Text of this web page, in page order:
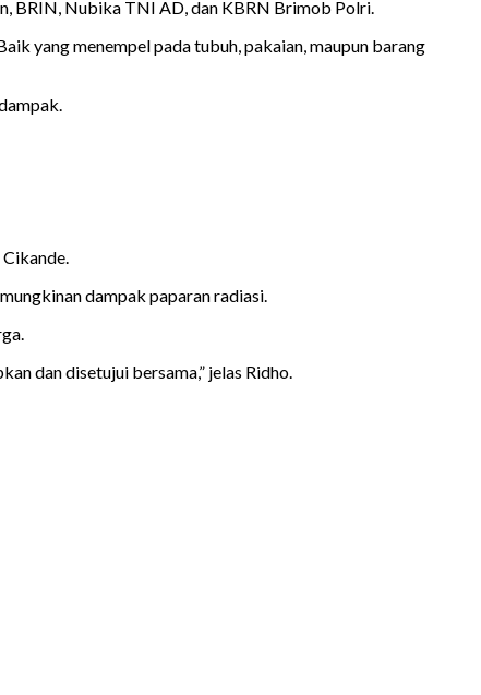
BRIN, Nubika TNI AD, dan KBRN Brimob Polri.
yang menempel pada tubuh, pakaian, maupun barang
dampak paparan radiasi.
dan disetujui bersama,” jelas Ridho.